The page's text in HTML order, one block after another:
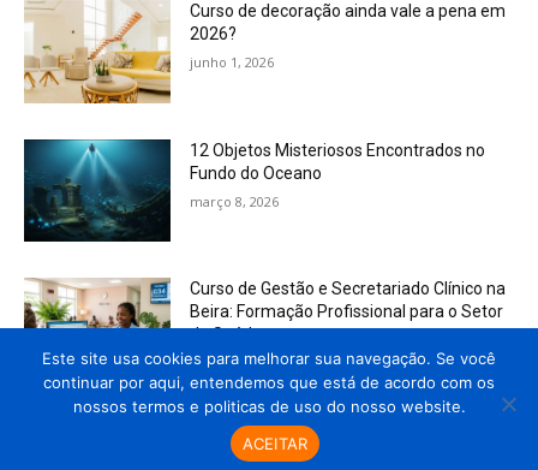
Curso de decoração ainda vale a pena em
2026?
junho 1, 2026
12 Objetos Misteriosos Encontrados no
Fundo do Oceano
março 8, 2026
Curso de Gestão e Secretariado Clínico na
Beira: Formação Profissional para o Setor
da Saúde
junho 5, 2026
Load more
Este site usa cookies para melhorar sua navegação. Se você
continuar por aqui, entendemos que está de acordo com os
nossos termos e politicas de uso do nosso website.
ACEITAR